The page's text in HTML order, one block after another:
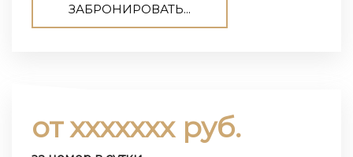
ЗАБРОНИРОВАТЬ...
от ххххххх руб.